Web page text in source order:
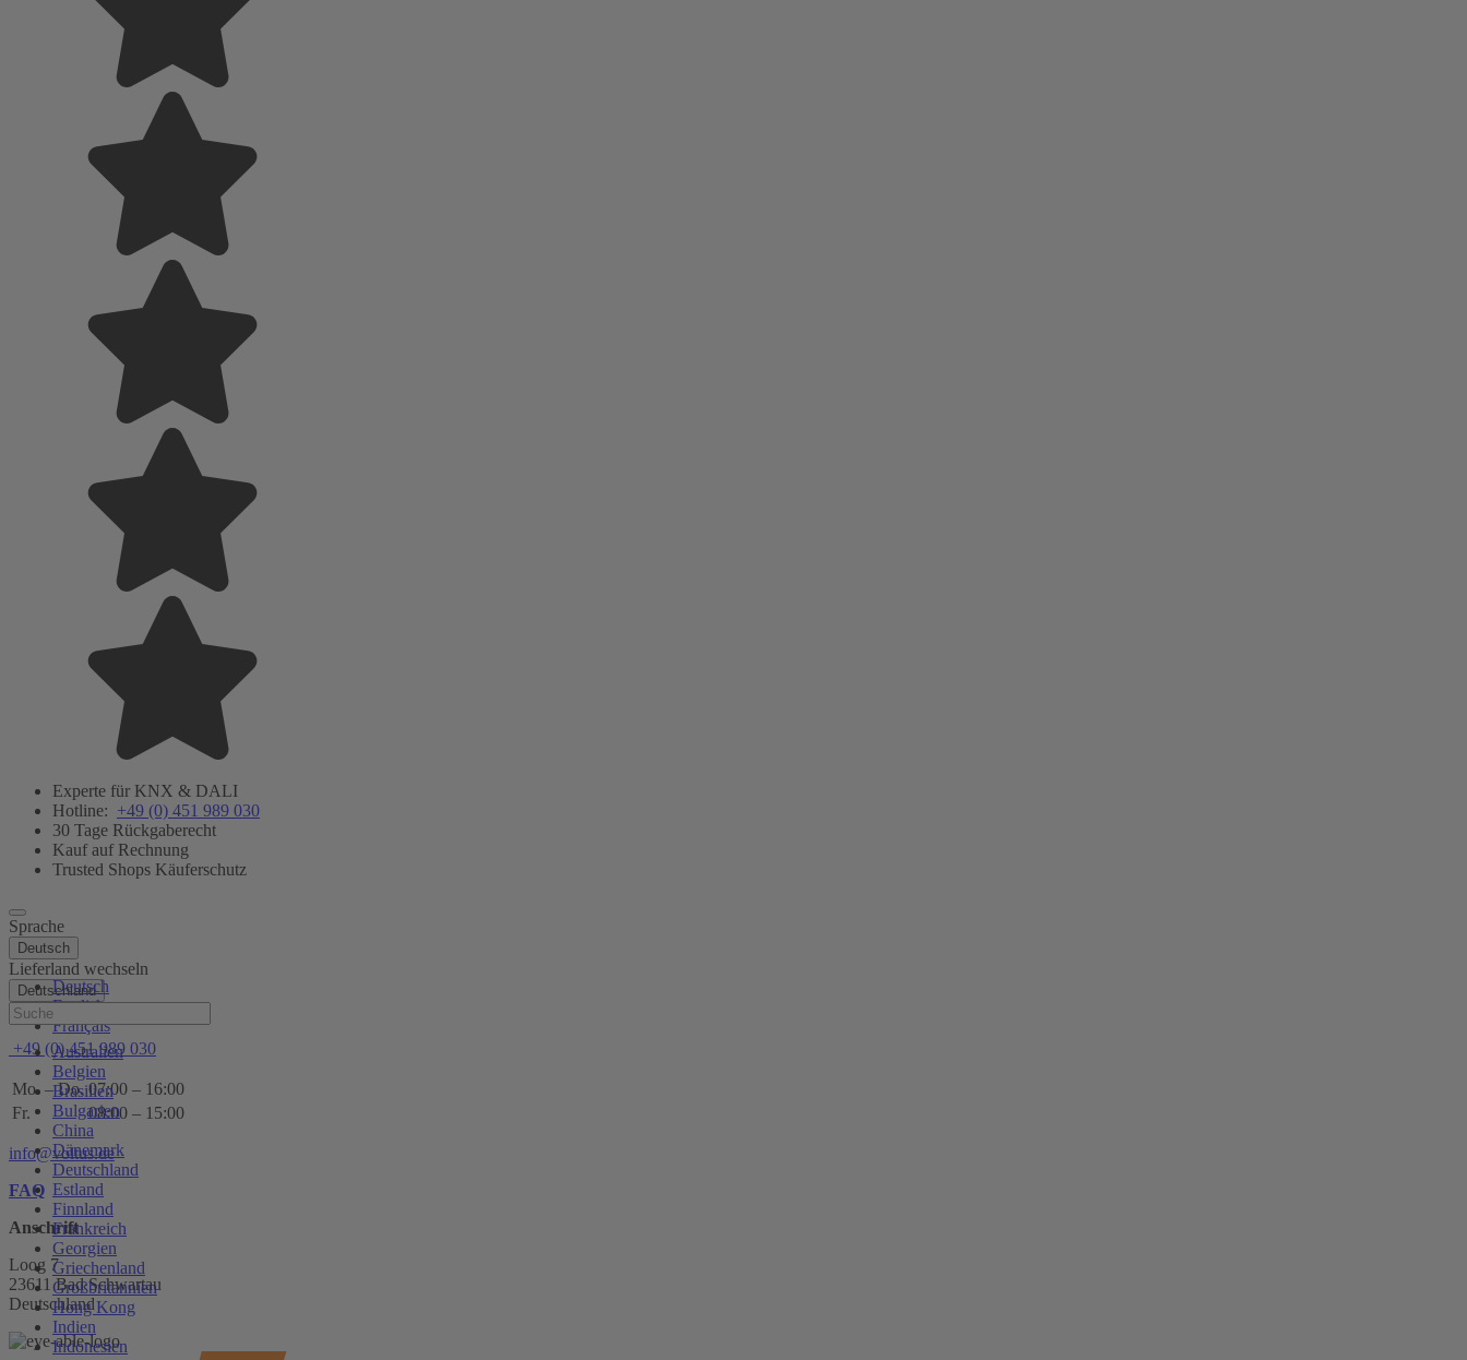
Experte für KNX & DALI
Hotline: +49 (0) 451 989 030
30 Tage Rückgaberecht
Kauf auf Rechnung
Trusted Shops Käuferschutz
Sprache
Deutsch
Deutsch
English
Français
Lieferland wechseln
Deutschland
Australien
Belgien
Brasilien
Bulgarien
China
Dänemark
Deutschland
Estland
Finnland
Frankreich
Georgien
Griechenland
Großbritannien
Hong Kong
Indien
Indonesien
Hilfe
+49 (0) 451 989 030
Mo. – Do. 07:00 – 16:00
Fr.
08:00 – 15:00
info@voltus.de
FAQ
Anschrift
Loog 7
23611 Bad Schwartau
Deutschland